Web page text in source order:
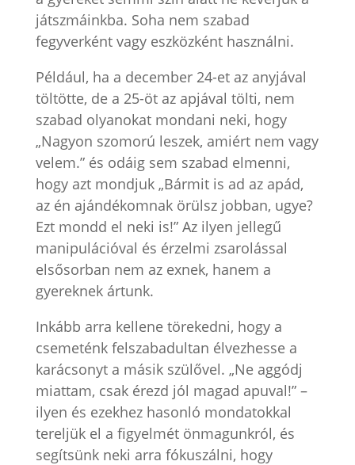
játszmáinkba. Soha nem szabad
fegyverként vagy eszközként használni.
Például, ha a december 24-et az anyjával
töltötte, de a 25-öt az apjával tölti, nem
szabad olyanokat mondani neki, hogy
„Nagyon szomorú leszek, amiért nem vagy
velem.” és odáig sem szabad elmenni,
hogy azt mondjuk „Bármit is ad az apád,
az én ajándékomnak örülsz jobban, ugye?
Ezt mondd el neki is!” Az ilyen jellegű
manipulációval és érzelmi zsarolással
elsősorban nem az exnek, hanem a
gyereknek ártunk.
Inkább arra kellene törekedni, hogy a
csemeténk felszabadultan élvezhesse a
karácsonyt a másik szülővel. „Ne aggódj
miattam, csak érezd jól magad apuval!” –
ilyen és ezekhez hasonló mondatokkal
tereljük el a figyelmét önmagunkról, és
segítsünk neki arra fókuszálni, hogy